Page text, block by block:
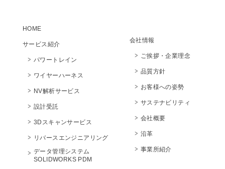
HOME
サービス紹介
パワートレイン
ワイヤーハーネス
NV解析サービス
設計受託
3Dスキャンサービス
リバースエンジニアリング
データ管理システム
SOLIDWORKS PDM
会社情報
ご挨拶・企業理念
品質方針
お客様への姿勢
サステナビリティ
会社概要
沿革
事業所紹介